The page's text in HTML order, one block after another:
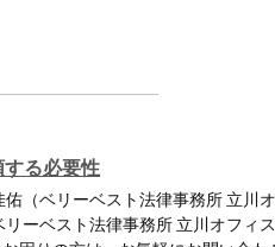
る必要性
（ベリーベスト法律事務所 立川
ーベスト法律事務所 立川オフィ